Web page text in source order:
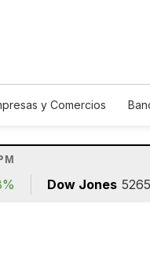
y Comercios
Dow Jones